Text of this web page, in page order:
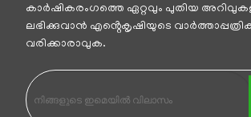
കാര്‍ഷികരംഗത്തെ ഏറ്റവും പുതിയ
ലഭിക്കുവാന്‍ എൻ്റെകൃഷിയുടെ
വരിക്കാരാവുക.